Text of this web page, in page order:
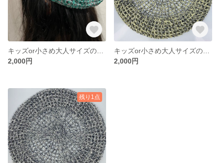
2,000円
2,000円
残り1点